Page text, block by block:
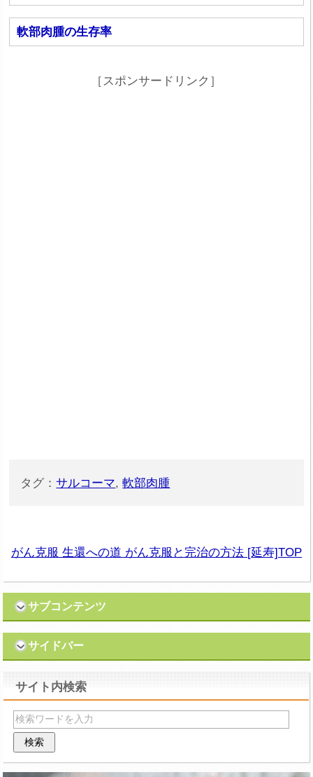
軟部肉腫の生存率
［スポンサードリンク］
タグ：サルコーマ,軟部肉腫
がん克服 生還への道 がん克服と完治の方法 [延寿]TOP
サブコンテンツ
サイドバー
サイト内検索